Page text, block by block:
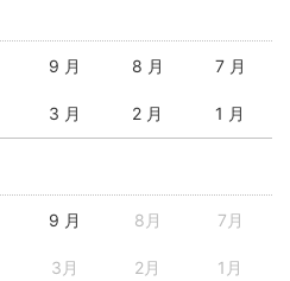
9 月 8 月 7 月
3 月 2 月 1 月
9 月 8月 7月
3月 2月 1月